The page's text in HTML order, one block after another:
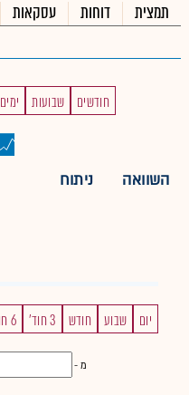
תמצית דוחות עסקאות
חודשים שבועות ימים
השוואה ניתוח
יום שבוע חודש 3 חוד' 6 חוד'
מ -